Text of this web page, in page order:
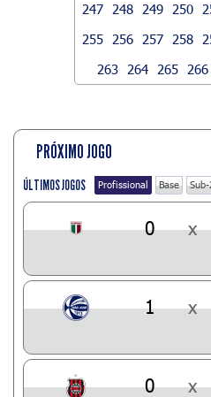
247
248 249 250
255
256 257 258
263
264 265 266
PRÓXIMO JOGO
ÚLTIMOS JOGOS Profissional Base
0 x
1 x
0 x